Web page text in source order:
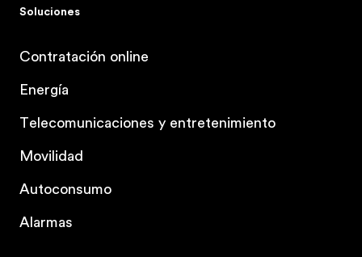
Soluciones
Contratación online
Energía
Telecomunicaciones y entretenimiento
Movilidad
Autoconsumo
Alarmas